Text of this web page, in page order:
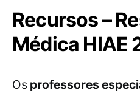
Recursos –
Médica HIAE
Os professores